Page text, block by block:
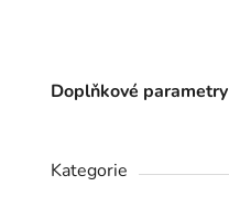
Doplňkové parametry
Kategorie